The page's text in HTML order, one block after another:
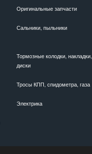
Оригинальные запчасти
Сальники, пыльники
Тормозные колодки, накладки,
диски
Тросы КПП, спидометра, газа
Электрика